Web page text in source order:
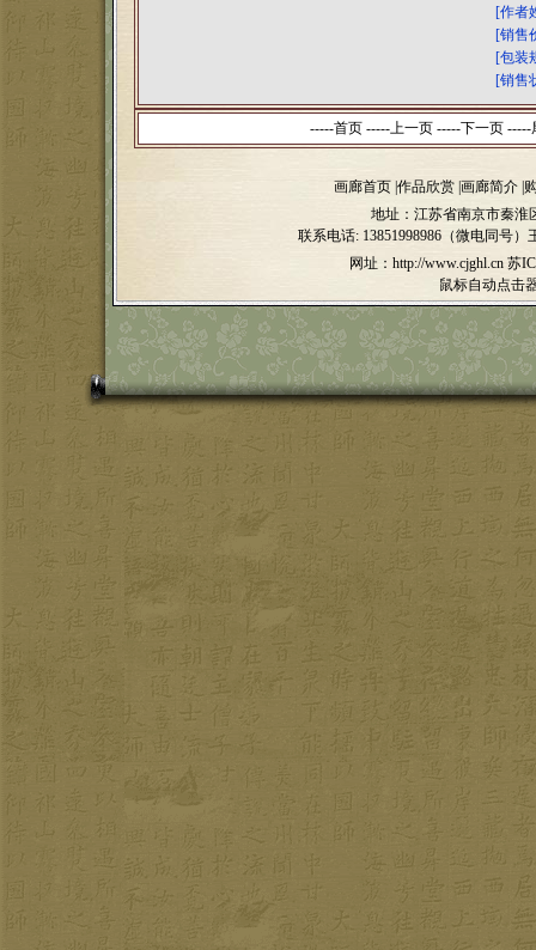
[作者
[销售
[包装
[销售
-----首页 -----上一页 -----下一页 -----
画廊首页 作品欣赏 画廊简介
地址：江苏省南京市秦淮
联系电话: 13851998986（微电同号）
网址：http://www.cjghl.cn 苏
鼠标自动点击